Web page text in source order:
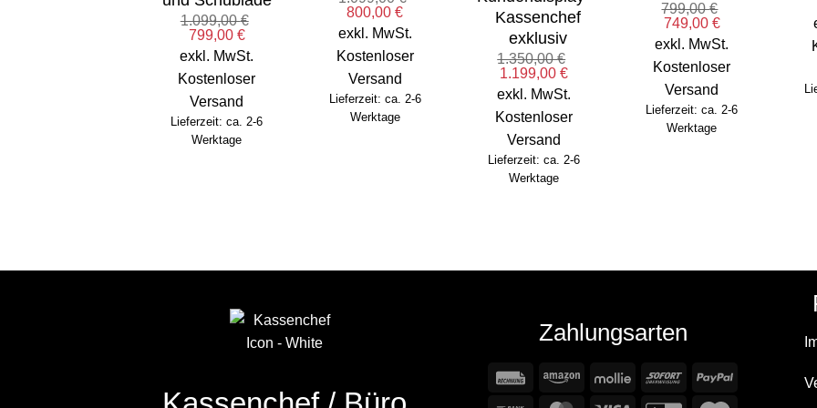
1.099,00€
Ursprünglicher
Preis
war:
1.099,00 €
799,00 €Aktueller
Preis
ist:
799,00 €.
exkl. MwSt.
Kostenloser
Versand
Lieferzeit: ca. 2-6
Werktage
Ursprünglicher
Preis
war:
1.099,00 €
800,00€Aktueller
Preis
ist:
800,00 €.
exkl. MwSt.
Kostenloser
Versand
Lieferzeit: ca. 2-6
Werktage
Kassenchef
exklusiv
1.350,00€
Ursprünglicher
Preis
war:
1.350,00 €
1.199,00 €Aktueller
ist:
1.199,00 €.
exkl. MwSt.
Kostenloser
Versand
Lieferzeit: ca. 2-6
Werktage
799,00€
Ursprünglicher
Preis
war:
799,00 €
749,00 €Aktueller
Preis
ist:
749,00 €.
exkl. MwSt.
Kostenloser
Versand
Lieferzeit: ca. 2-6
Werktage
Zahlungsarten
RechungAmazonMollie Sofort PayPal